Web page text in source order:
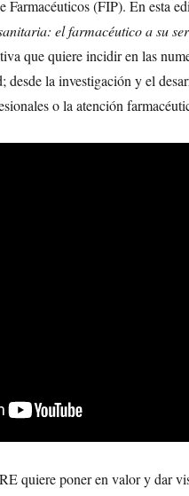
Farmacéuticos (FIP). En esta
el farmacéutico a su
que quiere incidir en las
desde la investigación y el
o la atención
quiere poner en valor y dar